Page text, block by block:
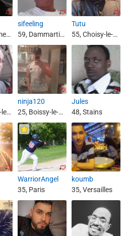
40, Longjumeau
sifeeling
59, Dammartin-en-Goële
Tutu
55, Choisy-le-Roi
62, Savigny-le-Temple
ninja120
25, Boissy-le-Châtel
Jules
48, Stains
WarriorAngel
35, Paris
koumb
35, Versailles